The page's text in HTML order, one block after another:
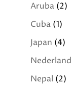
Aruba(2)
Cuba(1)
Japan (4)
Nederland
Nepal (2)